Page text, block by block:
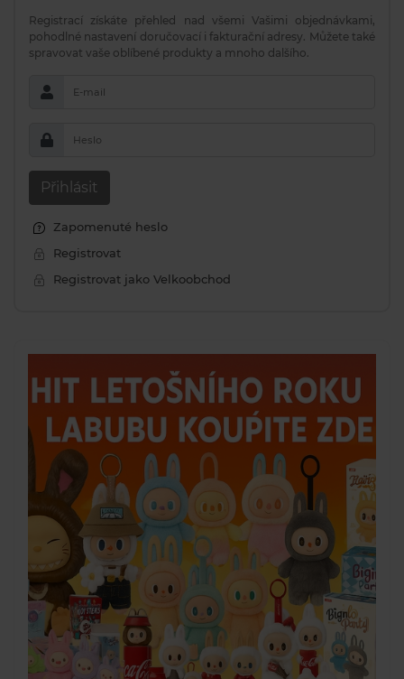
Registrací získáte přehled nad všemi Vašimi objednávkami,
pohodlné nastavení doručovací i fakturační adresy. Můžete také
spravovat vaše oblíbené produkty a mnoho dalšího.
E-mail
Heslo
Přihlásit
Zapomenuté heslo
Registrovat
Registrovat jako Velkoobchod